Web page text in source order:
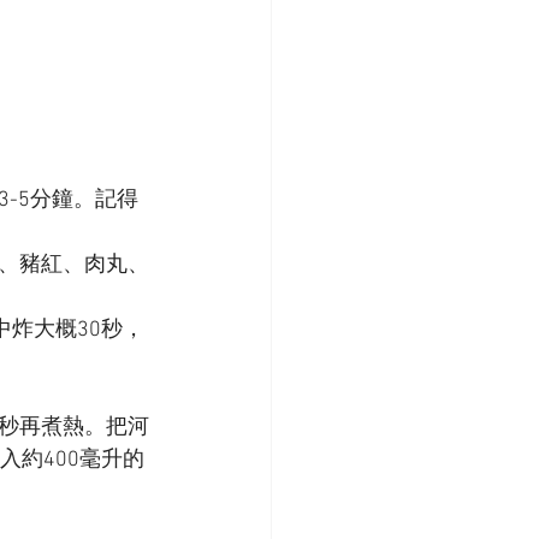
5分鐘。記得
豬紅、肉丸、
大概30秒，
再煮熱。把河
約400毫升的